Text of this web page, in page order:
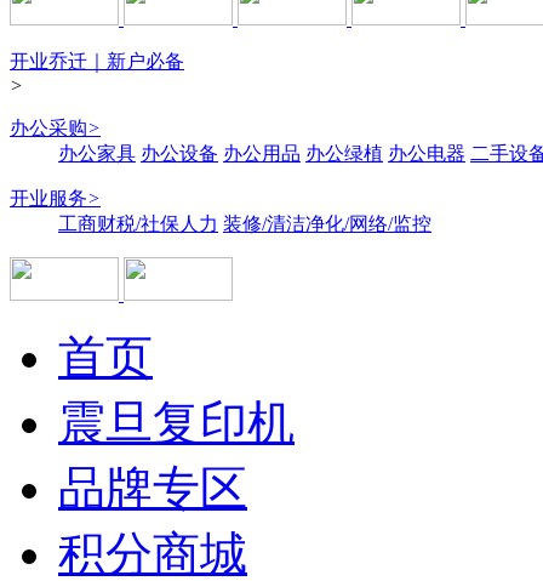
开业乔迁｜新户必备
>
办公采购>
办公家具 办公设备 办公用品 办公绿植 办公电器 二手设
开业服务>
工商财税/社保人力 装修/清洁净化/网络/监控
首页
震旦复印机
品牌专区
积分商城